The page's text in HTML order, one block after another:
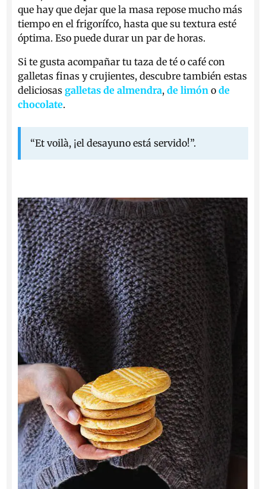
que hay que dejar que la masa repose mucho más
tiempo en el frigorífco, hasta que su textura esté
óptima. Eso puede durar un par de horas.
Si te gusta acompañar tu taza de té o café con
galletas finas y crujientes, descubre también estas
deliciosasgalletas de almendra,de limón ode
chocolate.
“Et voilà, ¡el desayuno está servido!”.